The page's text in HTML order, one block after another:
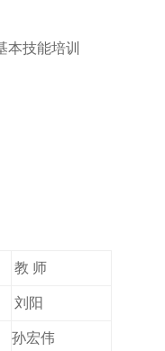
本技能培训
教 师
刘阳
孙宏伟